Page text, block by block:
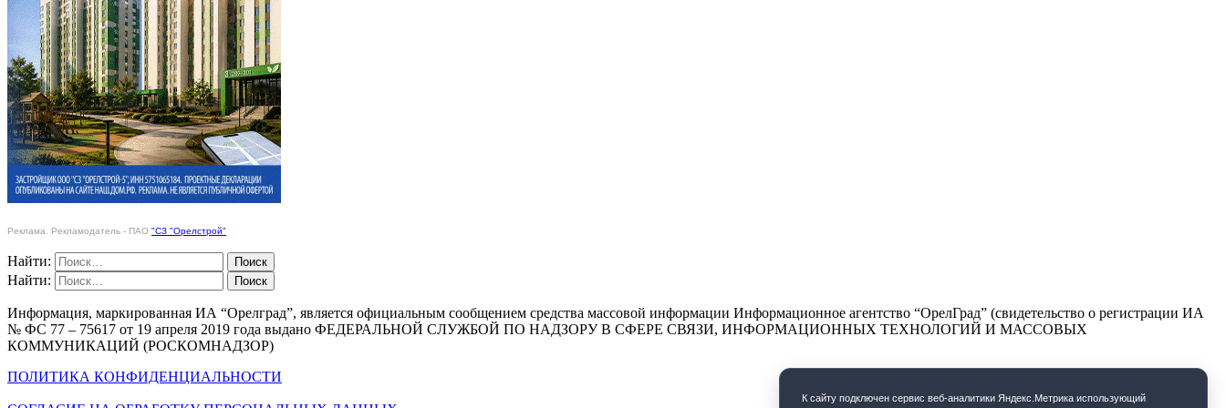
Реклама. Рекламодатель - ПАО "СЗ "Орелстрой"
Найти:
Найти:
Информация, маркированная ИА “Орелград”, является официальным сообщением средства массовой информации Информационное агентство “ОрелГрад” (свидетельство о регистрации ИА
№ ФС 77 – 75617 от 19 апреля 2019 года выдано ФЕДЕРАЛЬНОЙ СЛУЖБОЙ ПО НАДЗОРУ В СФЕРЕ СВЯЗИ, ИНФОРМАЦИОННЫХ ТЕХНОЛОГИЙ И МАССОВЫХ
КОММУНИКАЦИЙ (РОСКОМНАДЗОР)
ПОЛИТИКА КОНФИДЕНЦИАЛЬНОСТИ
К cайту подключен сервис веб-аналитики Яндекс.Метрика использующий